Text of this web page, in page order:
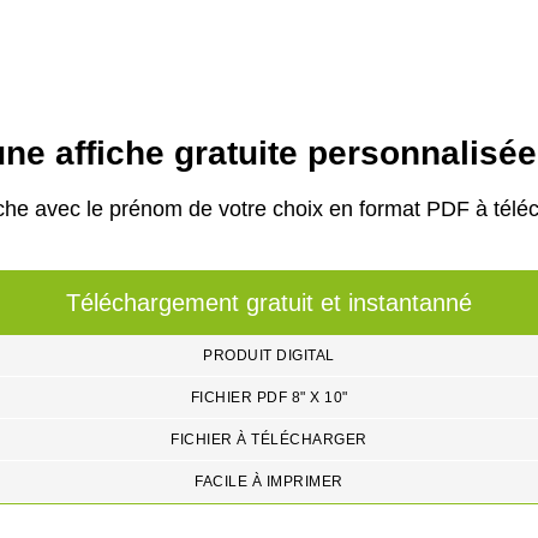
affiche gratuite
avec le prénom de votre choix en format PDF à
Téléchargement gratuit et instantanné
PRODUIT DIGITAL
FICHIER PDF 8" X 10"
FICHIER À TÉLÉCHARGER
FACILE À IMPRIMER